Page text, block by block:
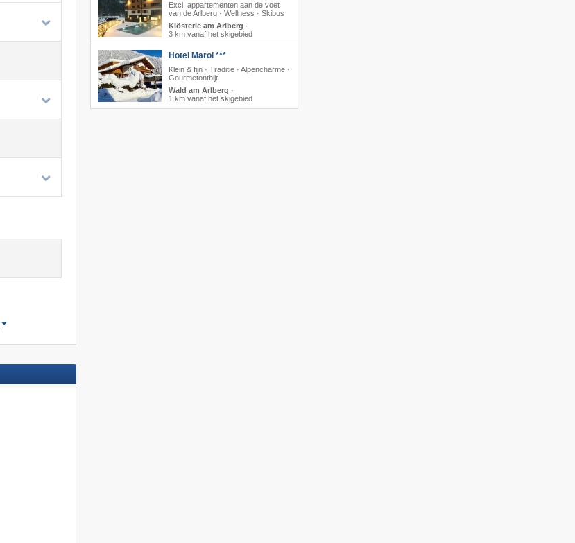
Excl. appartementen aan de voet
van de Arlberg · Wellness · Skibus
Klösterle am Arlberg ·
3 km vanaf het skigebied
Hotel Maroi ***
Klein & fijn · Traditie · Alpencharme ·
Gourmetontbijt
Wald am Arlberg ·
1 km vanaf het skigebied